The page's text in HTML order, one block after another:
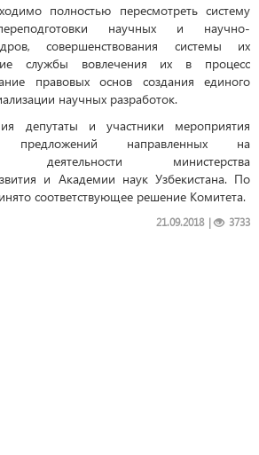
полностью пересмотреть систему
научных и научно-
совершенствования системы их
службы вовлечения их в процесс
правовых основ создания единого
научных разработок.
депутаты и участники мероприятия
предложений направленных на
деятельности министерства
и Академии наук Узбекистана. По
соответствующее решение Комитета.
| 3733
21.09.2018